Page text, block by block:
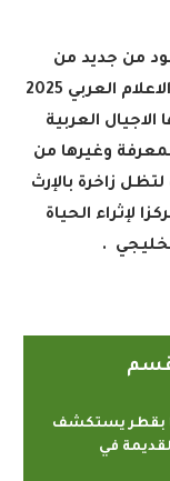
من جديد من
خلال تنصيبها عاصمة للثقافة العربية والاعلام العربي 2025
الاجيال العربية
وغيرها من
لتظل زاخرة بالإرث
لإثراء الحياة
.
بقطر يستكشف
في